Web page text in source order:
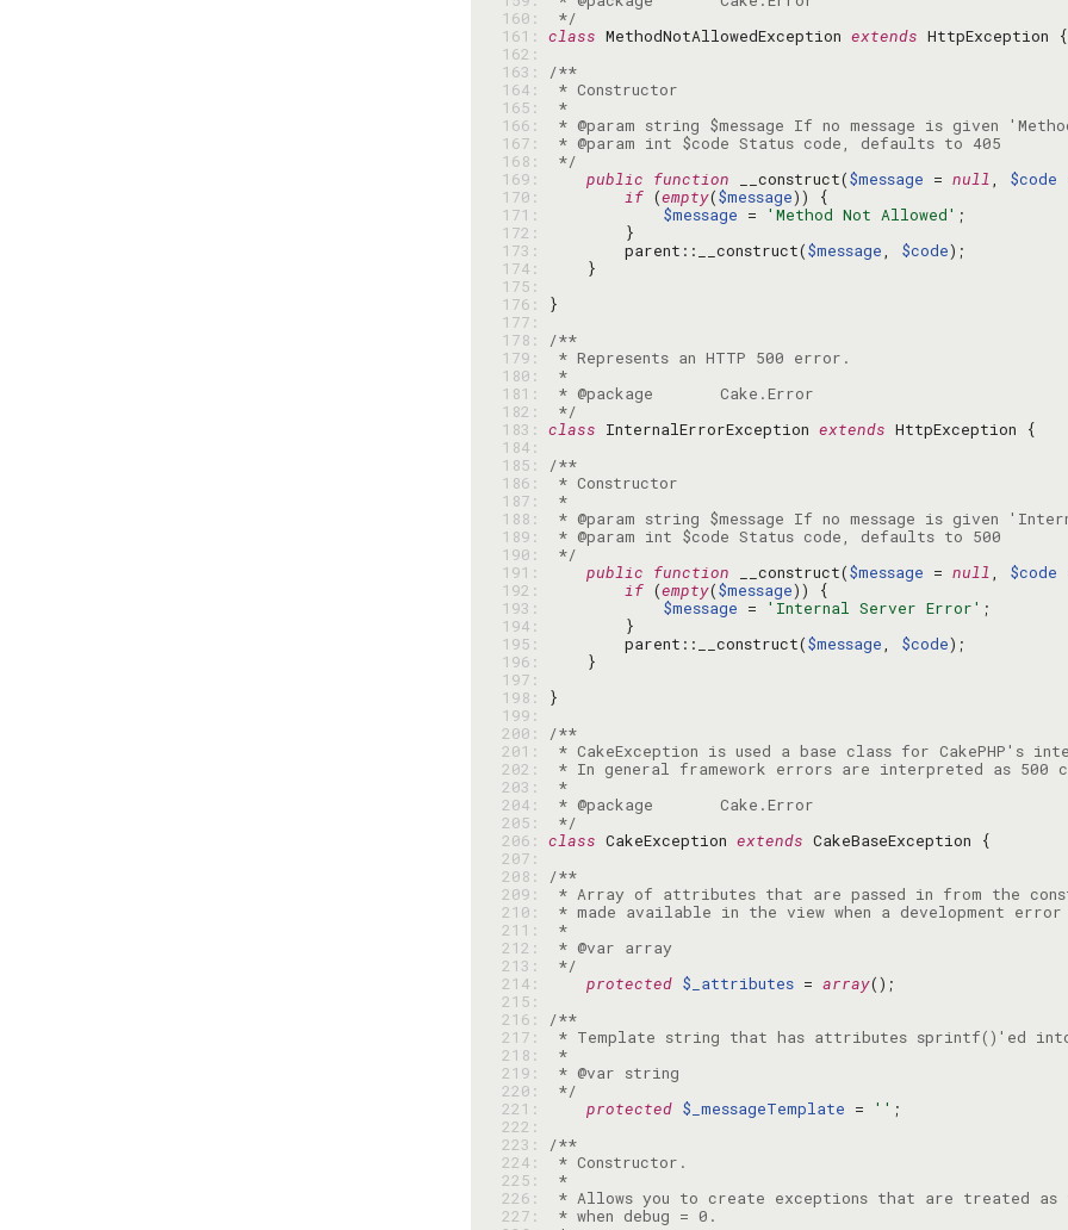
160:
*/
161: class MethodNotAllowedException extends
162:
163:
164:
165:
166:
167:
168:
*/
169:
public function __construct($message = null, $code
170:
if (empty($message
171:
$message = 'Method Not Allowed'
172:
173:
        parent::__construct(
$message, $code
174:
175:
176:
177:
178:
179:
180:
181:
182:
*/
183: class InternalErrorException extends
184:
185:
186:
187:
188:
189:
190:
*/
191:
public function __construct($message = null, $code
192:
if (empty($message
193:
$message = 'Internal Server Error'
194:
195:
        parent::__construct(
$message, $code
196:
197:
198:
199:
200:
201:
202:
203:
204:
205:
*/
206: class CakeException extends
207:
208:
209:
210:
211:
212:
213:
*/
214:
protected $_attributes = array
215:
216:
217:
218:
219:
220:
*/
221:
protected $_messageTemplate = ''
222:
223:
224:
225:
226:
227: